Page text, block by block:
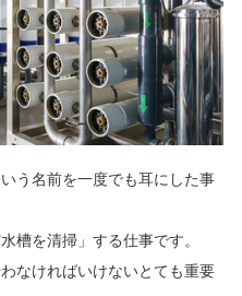
う名前を一度でも耳にした事
槽を清掃」する仕事です。
なければいけないとても重要